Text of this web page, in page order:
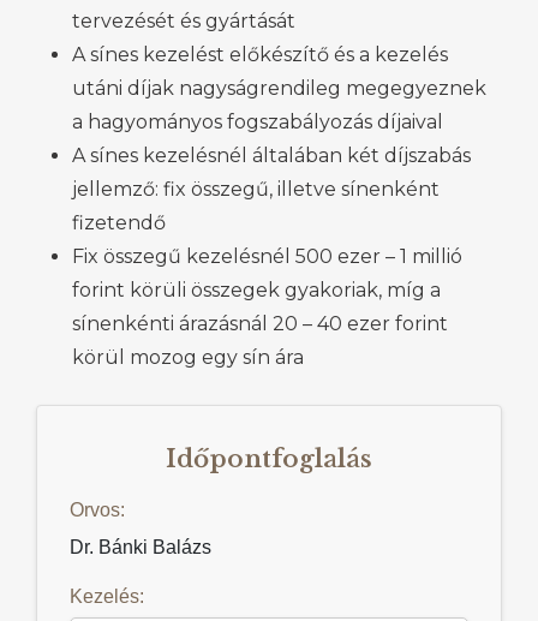
tervezését és gyártását
A sínes kezelést előkészítő és a kezelés
utáni díjak nagyságrendileg megegyeznek
a hagyományos fogszabályozás díjaival
A sínes kezelésnél általában két díjszabás
jellemző: fix összegű, illetve sínenként
fizetendő
Fix összegű kezelésnél 500 ezer – 1 millió
forint körüli összegek gyakoriak, míg a
sínenkénti árazásnál 20 – 40 ezer forint
körül mozog egy sín ára
Időpontfoglalás
Orvos:
Dr. Bánki Balázs
Kezelés: